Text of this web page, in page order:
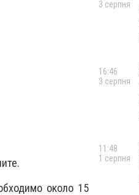
около 15
3 серпня
16:46
3 серпня
11:48
1 серпня